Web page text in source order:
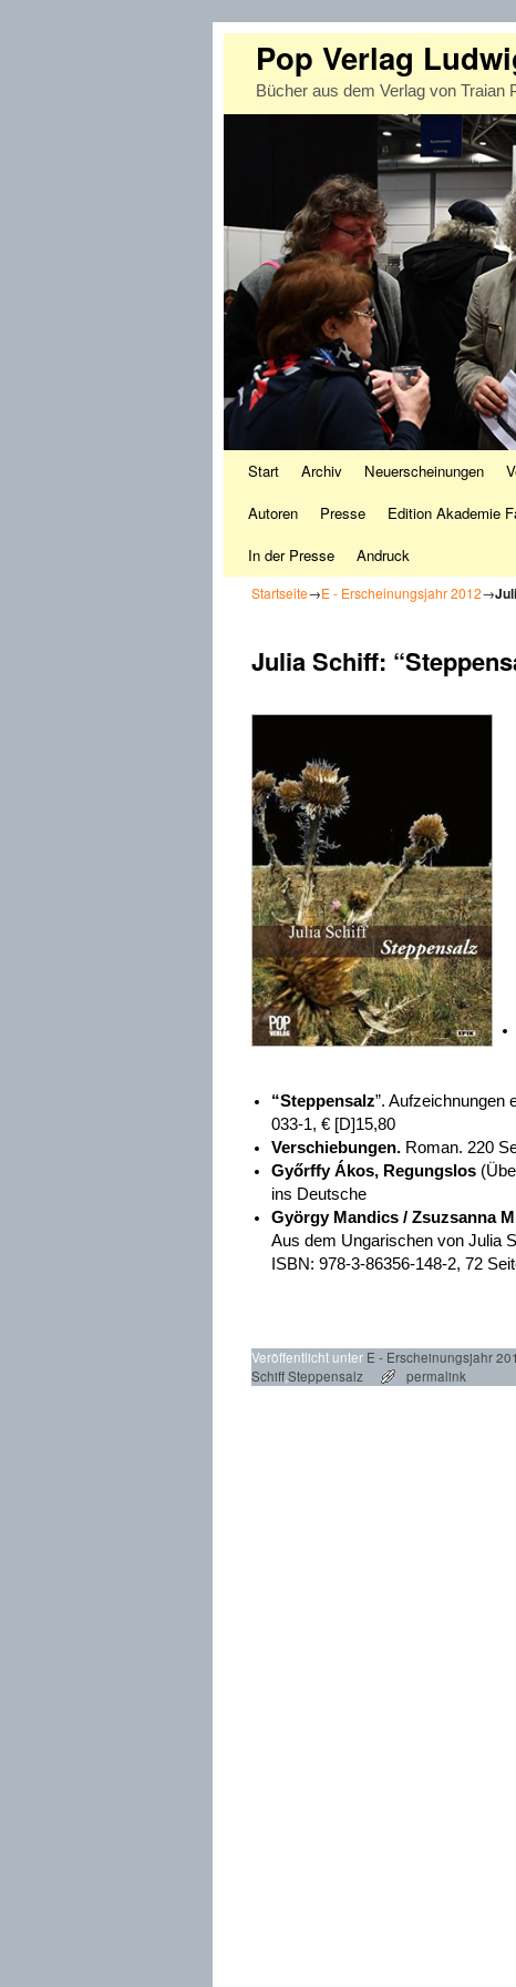
Pop Verlag
Bücher aus dem Verlag von Traian
Start Archiv Neuerscheinungen
Autoren
Presse Edition Akademie
In der Presse
Andruck
Startseite→E - Erscheinungsjahr 2012→
Julia Schiff:
“Steppensalz”. Aufzeichnungen
033-1, € [D]15,80
Verschiebungen. Roman. 220
Győrffy Ákos, Regungslos
ins Deutsche
György Mandics / Zsuzsanna
Aus dem Ungarischen von Julia
ISBN: 978-3-86356-148-2, 72
Veröffentlicht unter E - Erscheinungsjahr
SchiffSteppensalz permalink